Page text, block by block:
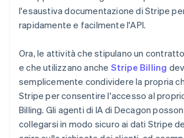
l'esaustiva documentazione di Stripe
rapidamente e facilmente l'API.
Ora, le attività che stipulano un
e che utilizzano anche Stripe Billing
semplicemente condividere la propria
Stripe per consentire l'accesso al
Billing. Gli agenti di IA di Decagon
collegarsi in modo sicuro ai dati Stripe